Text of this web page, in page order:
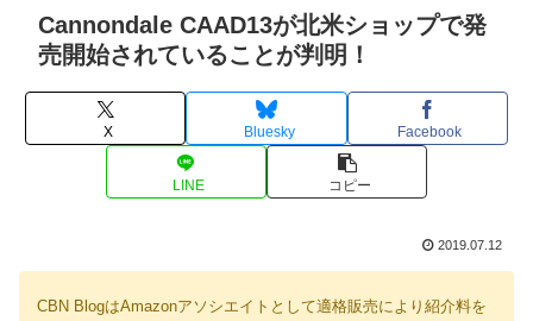
Cannondale CAAD13が北米ショップで発
売開始されていることが判明！
X Bluesky Facebook
LINE コピー
2019.07.12
CBN BlogはAmazonアソシエイトとして適格販売により紹介料を